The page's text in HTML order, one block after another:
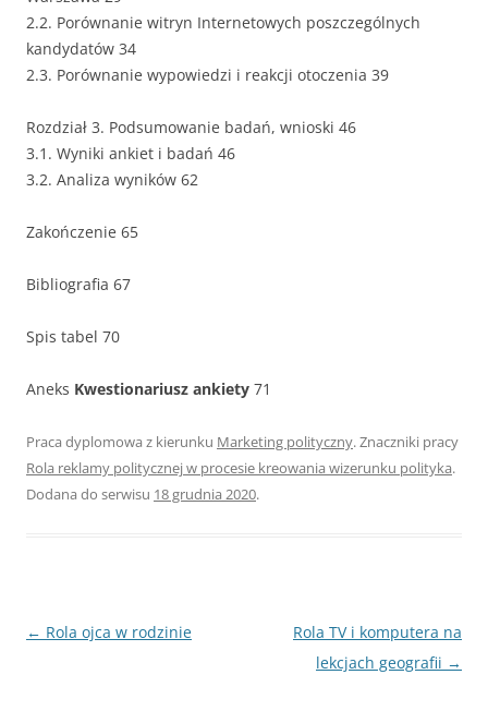
2.2. Porównanie witryn Internetowych poszczególnych
kandydatów 34
2.3. Porównanie wypowiedzi i reakcji otoczenia 39
Rozdział 3. Podsumowanie badań, wnioski 46
3.1. Wyniki ankiet i badań 46
3.2. Analiza wyników 62
Zakończenie 65
Bibliografia 67
Spis tabel 70
Aneks Kwestionariusz ankiety 71
Praca dyplomowa z kierunku Marketing polityczny. Znaczniki pracy
Rola reklamy politycznej w procesie kreowania wizerunku polityka.
Dodana do serwisu 18 grudnia 2020.
Nawigacja
← Rola ojca w rodzinie
Rola TV i komputera na
lekcjach geografii →